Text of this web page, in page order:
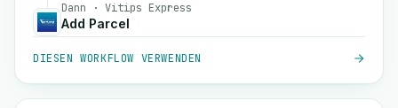
Dann · Vitips Express
Add Parcel
DIESEN WORKFLOW VERWENDEN